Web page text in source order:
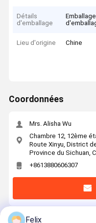
Détails
d'emballage
Lieu d'origine Chine
Coordonnées
Mrs. Alisha Wu
Chambre 12, 12ème
Route Xinyu, District
Province du Sichuan,
+8613880606307
Felix